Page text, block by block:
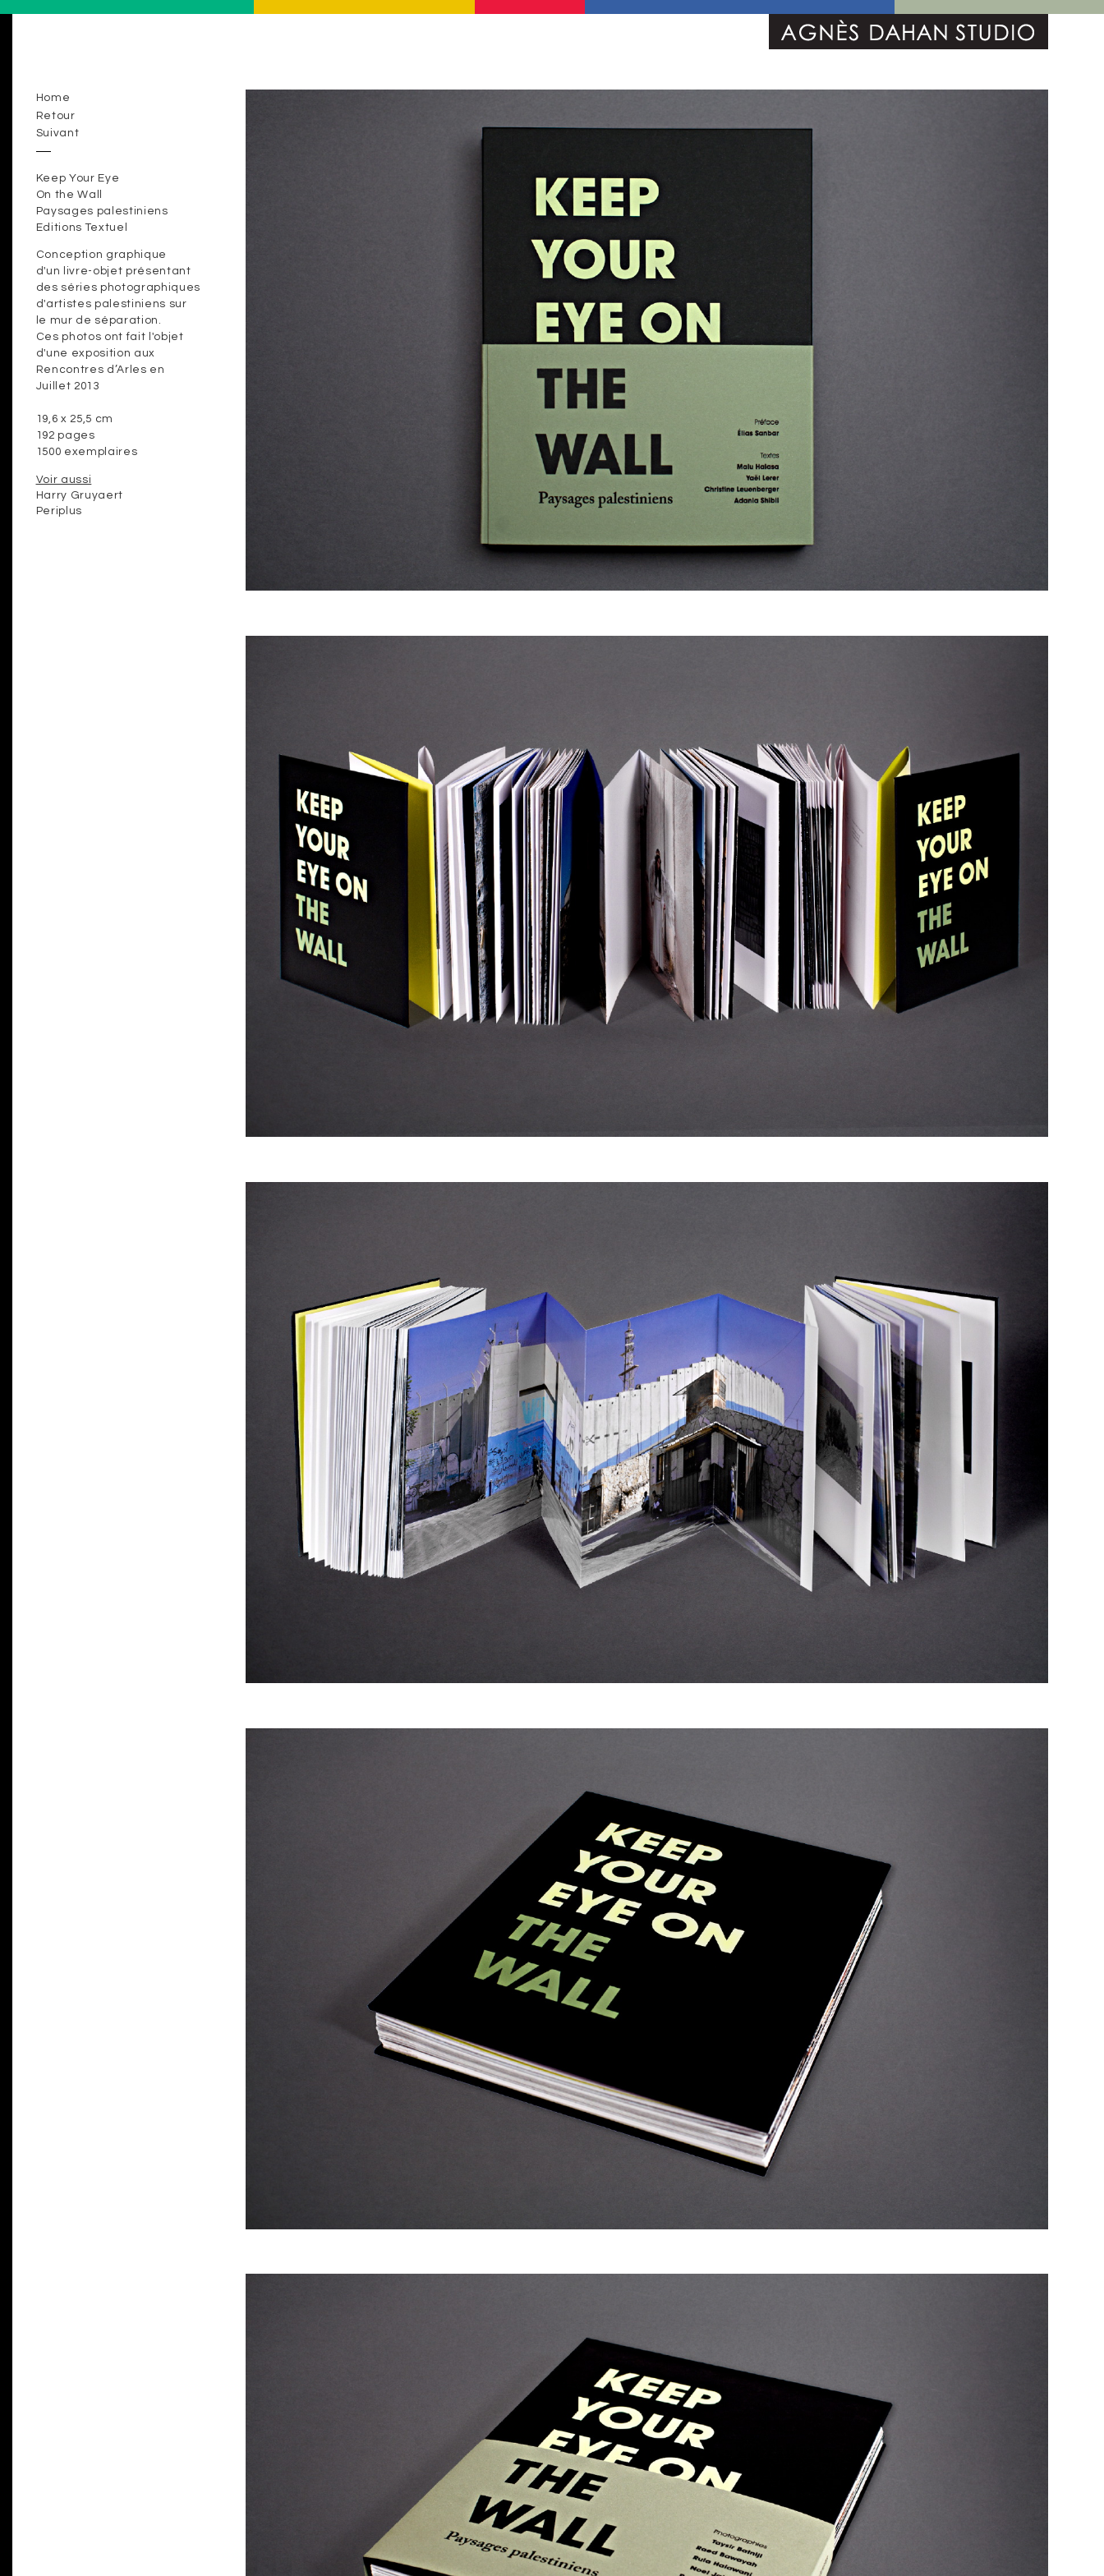
Home
Retour
Suivant
Keep Your Eye
On the Wall
Paysages palestiniens
Editions Textuel
Conception graphique
d'un livre-objet présentant
des séries photographiques
d'artistes palestiniens sur
le mur de séparation.
Ces photos ont fait l'objet
d'une exposition aux
Rencontres d’Arles en
Juillet 2013
19,6 x 25,5 cm
192 pages
1500 exemplaires
Voir aussi
Harry Gruyaert
Periplus